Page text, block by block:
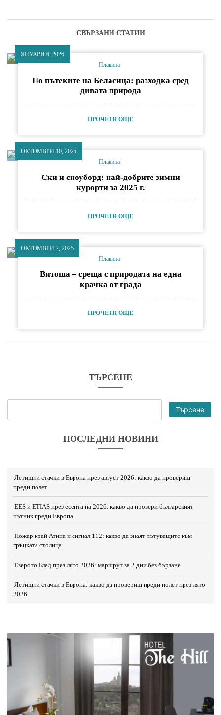
ТЪРСЕНЕ
Търсене
ПОСЛЕДНИ НОВИНИ
Летищни стачки в Европа през август 2026: какво да провериш
преди полет
EES и ETIAS през есента на 2026: какво да провери българският
пътник преди Европа
Пожар край Атина и сигнал 112: какво да знаят пътуващите към
гръцката столица
Езерото Блед през лято 2026: маршрут за 2 дни без бързане
Летищни стачки в Европа: какво да провериш преди полет през лято
2026
СВЪРЗАНИ СТАТИИ
ЯНУАРИ 6, 2026
Планина
По пътеките на Беласица: разходка сред
дивата природа
ПРОЧЕТИ ОЩЕ
ОКТОМВРИ 10, 2025
Планина
Ски и сноуборд: най-добрите зимни
курорти за 2025 г.
ПРОЧЕТИ ОЩЕ
ОКТОМВРИ 7, 2025
Планина
Витоша – среща с природата на една
крачка от града
ПРОЧЕТИ ОЩЕ